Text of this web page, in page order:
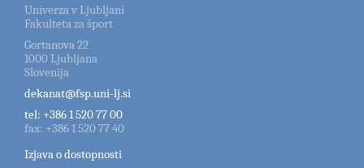
Univerza v Ljubljani
Fakulteta za šport
Gortanova 22
1000Ljubljana
Slovenija
dekanat@fsp.uni-lj.si
tel: +386 1 520 77 00
fax: +386 1 520 77 40
Izjava o dostopnosti